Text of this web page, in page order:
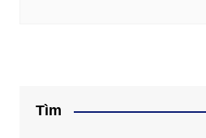
Tìm